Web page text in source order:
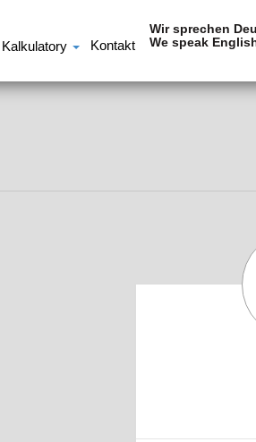
Kalkulatory Kontakt
Wir sprechen
We speak